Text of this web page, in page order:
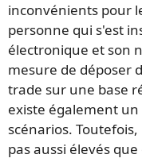
inconvénients pour
personne qui s'est
électronique et son
mesure de déposer
trade sur une base
existe également
scénarios.
pas aussi élevés